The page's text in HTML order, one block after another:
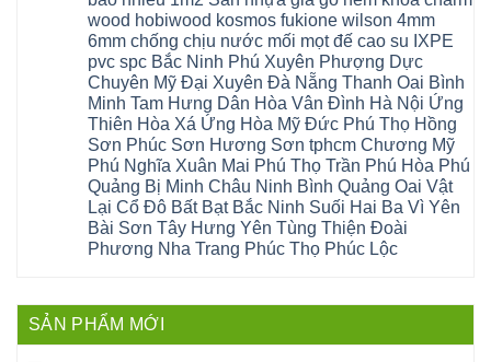
Sóc
Sơn
Ninh
Bình
Thái
Bình
Vĩnh
Phúc
Tây
Hồ
Thanh
Hóa
Đống
Đa
Nghệ
An
thanh
xuân
cầu
giấy
hoành
bồ
long
ninh
giang
hoàng
mai
quảng
ninh
tây
hồ
sơn
tây
thất
mê
Thọ
Phúc
Lộc
Hát
Môn
Sài
Gòn
Thạch
Thất
Hạ
Bằng
Tây
Phương
tphcm
Hòa
Lạc
Yên
Xuân
Đạo
Đà
Nẵng
Nội
Sửa
nhựa
giả
gỗ
Sửa
mặt
bậc
cầu
thang
nhựa
sửa
cửa
nhựa
composite
Thanh
Nam
Phù
ở
Sửa
sàn
gỗ
bị
hở
tại
Hà
Nội
sàn
gỗ
công
nghiệp
hở
Sửa
sàn
Sửa
mặt
bậc
cầu
wood hobiwood kosmos fukione wilson 4mm
6mm chống chịu nước mối mọt đế cao su IXPE
pvc spc Bắc Ninh Phú Xuyên Phượng Dực
Chuyên Mỹ Đại Xuyên Đà Nẵng Thanh Oai Bình
Minh Tam Hưng Dân Hòa Vân Đình Hà Nội Ứng
Thiên Hòa Xá Ứng Hòa Mỹ Đức Phú Thọ Hồng
Sơn Phúc Sơn Hương Sơn tphcm Chương Mỹ
Phú Nghĩa Xuân Mai Phú Thọ Trần Phú Hòa Phú
Quảng Bị Minh Châu Ninh Bình Quảng Oai Vật
Lại Cổ Đô Bất Bạt Bắc Ninh Suối Hai Ba Vì Yên
Bài Sơn Tây Hưng Yên Tùng Thiện Đoài
Phương Nha Trang Phúc Thọ Phúc Lộc
luận
ở
SẢN PHẨM MỚI